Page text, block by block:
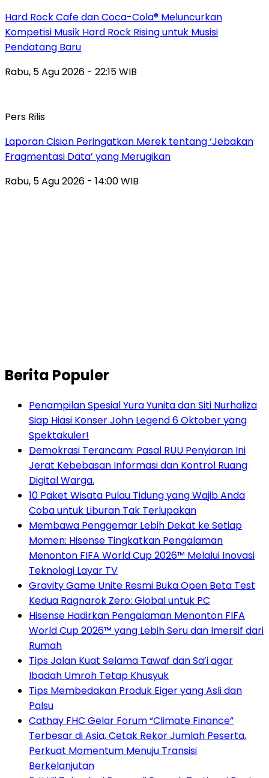
Hard Rock Cafe dan Coca-Cola® Meluncurkan
Kompetisi Musik Hard Rock Rising untuk Musisi
Pendatang Baru
Rabu, 5 Agu 2026 - 22:15 WIB
Pers Rilis
Laporan Cision Peringatkan Merek tentang ‘Jebakan
Fragmentasi Data’ yang Merugikan
Rabu, 5 Agu 2026 - 14:00 WIB
Berita Populer
Penampilan Spesial Yura Yunita dan Siti Nurhaliza
Siap Hiasi Konser John Legend 6 Oktober yang
Spektakuler!
Demokrasi Terancam: Pasal RUU Penyiaran Ini
Jerat Kebebasan Informasi dan Kontrol Ruang
Digital Warga.
10 Paket Wisata Pulau Tidung yang Wajib Anda
Coba untuk Liburan Tak Terlupakan
Membawa Penggemar Lebih Dekat ke Setiap
Momen: Hisense Tingkatkan Pengalaman
Menonton FIFA World Cup 2026™ Melalui Inovasi
Teknologi Layar TV
Gravity Game Unite Resmi Buka Open Beta Test
Kedua Ragnarok Zero: Global untuk PC
Hisense Hadirkan Pengalaman Menonton FIFA
World Cup 2026™ yang Lebih Seru dan Imersif dari
Rumah
Tips Jalan Kuat Selama Tawaf dan Sa’i agar
Ibadah Umroh Tetap Khusyuk
Tips Membedakan Produk Eiger yang Asli dan
Palsu
Cathay FHC Gelar Forum “Climate Finance”
Terbesar di Asia, Cetak Rekor Jumlah Peserta,
Perkuat Momentum Menuju Transisi
Berkelanjutan